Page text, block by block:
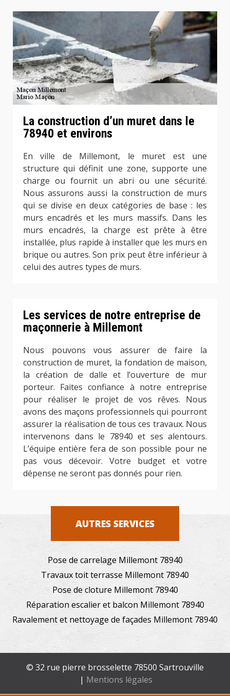
La construction d’un muret dans le
78940 et environs
En ville de Millemont, le muret est une
structure qui définit une zone, supporte une
charge ou fournit un abri ou une sécurité.
Nous assurons aussi la construction de murs
qui se divise en deux catégories de base : les
murs encadrés et les murs massifs. Dans les
murs encadrés, la charge est prête à être
installée, plus rapide à installer que les murs en
brique ou autres. Son prix peut être inférieur à
celui des autres types de murs.
Les services de notre entreprise de
maçonnerie à Millemont
Nous pouvons vous assurer de faire la
construction de muret, la fondation de maison,
la création de dalle et l’ouverture de mur
porteur. Faites confiance à notre entreprise
pour réaliser le projet de vos rêves. Nous
avons des maçons professionnels qui pourront
assurer la réalisation de tous ces travaux. Nous
intervenons dans le 78940 et ses alentours.
L’équipe entière fera de son possible pour ne
pas vous décevoir. Votre budget et votre
dépense ne seront pas donnés pour rien.
AUTRES SERVICES
Pose de carrelage Millemont 78940
Travaux toit terrasse Millemont 78940
Pose de cloture Millemont 78940
Réparation escalier et balcon Millemont 78940
Ravalement et nettoyage de façades Millemont 78940
© 32 rue pierre brosselette 78500 Sartrouville
| Mentions légales